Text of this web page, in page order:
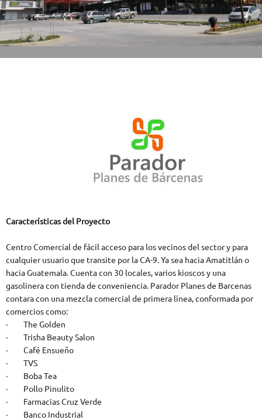
Características del Proyecto
Centro Comercial de fácil acceso para los vecinos del sector y para
cualquier usuario que transite por la CA-9. Ya sea hacia Amatitlán o
hacia Guatemala. Cuenta con 30 locales, varios kioscos y una
gasolinera con tienda de conveniencia. Parador Planes de Barcenas
contara con una mezcla comercial de primera línea, conformada por
comercios como:
· The Golden
· Trisha Beauty Salon
· Café Ensueño
· TVS
· Boba Tea
· Pollo Pinulito
· Farmacias Cruz Verde
· Banco Industrial